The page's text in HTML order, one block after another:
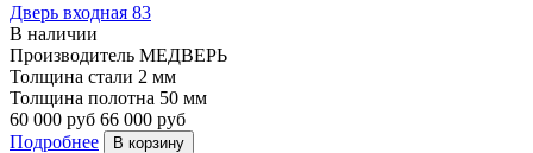
Дверь входная 83
В наличии
Производитель МЕДВЕРЬ
Толщина стали 2 мм
Толщина полотна 50 мм
60 000 руб 66 000 руб
Подробнее
В корзину